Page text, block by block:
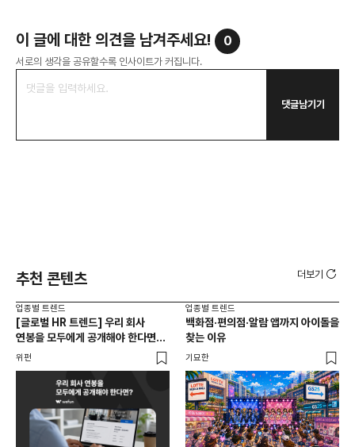
이 글에 대한 의견을 남겨주세요! 0
서로의 생각을 공유할수록 인사이트가 커집니다.
댓글남기기
추천 콘텐츠 더보기
업종별 트렌드
[글로벌 HR 트렌드] 우리 회사
연봉을 모두에게 공개해야 한다면? |
급여 투명성 법, 해외 사례, 연봉
위펀
업종별 트렌드
백화점·편의점·알람 앱까지 아이돌을
찾는 이유
기묘한